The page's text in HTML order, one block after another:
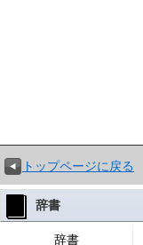
トップページに戻る
辞書
辞書